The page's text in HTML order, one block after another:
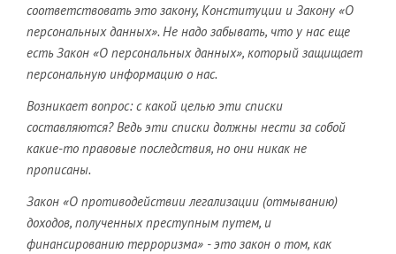
соответствовать это закону, Конституции и Закону «О
персональных данных». Не надо забывать, что у нас еще
есть Закон «О персональных данных», который защищает
персональную информацию о нас.
Возникает вопрос: с какой целью эти списки
составляются? Ведь эти списки должны нести за собой
какие-то правовые последствия, но они никак не
прописаны.
Закон «О противодействии легализации (отмыванию)
доходов, полученных преступным путем, и
финансированию терроризма» - это закон о том, как